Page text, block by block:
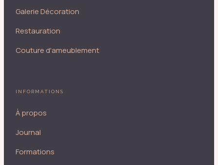
Galerie Décoration
Restauration
Couture d'ameublement
INFORMATIONS
À propos
Journal
Formations